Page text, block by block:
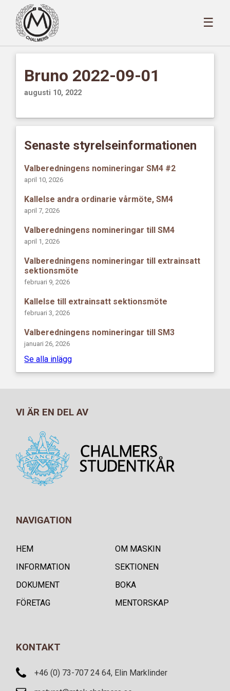
☰
Bruno 2022-09-01
augusti 10, 2022
Senaste styrelseinformationen
Valberedningens nomineringar SM4 #2
april 10, 2026
Kallelse andra ordinarie vårmöte, SM4
april 7, 2026
Valberedningens nomineringar till SM4
april 1, 2026
Valberedningens nomineringar till extrainsatt
sektionsmöte
februari 9, 2026
Kallelse till extrainsatt sektionsmöte
februari 3, 2026
Valberedningens nomineringar till SM3
januari 26, 2026
Se alla inlägg
VI ÄR EN DEL AV
NAVIGATION
HEM
OM MASKIN
INFORMATION
SEKTIONEN
DOKUMENT
BOKA
FÖRETAG
MENTORSKAP
KONTAKT
+46 (0) 73-707 24 64, Elin Marklinder